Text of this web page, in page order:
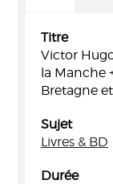
Titre
Victor
la Manche
Bretagne
Sujet
Livres & BD
Durée